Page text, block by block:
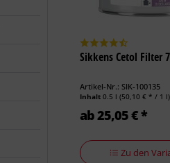
Sikkens Cetol Filter
Artikel-Nr.: SIK-100135
Inhalt0.5 l(50,10 € * / 1 l)
ab 25,05 € *
Zu den